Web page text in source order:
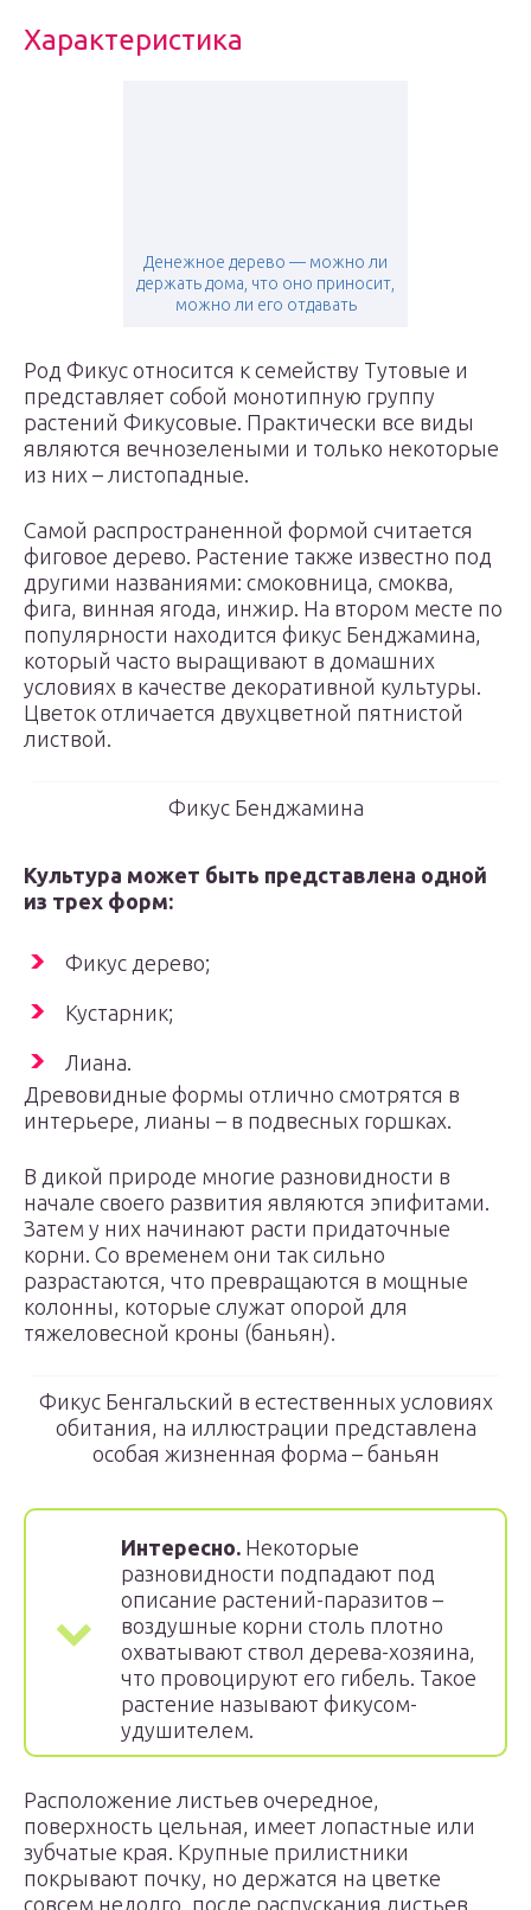
Характеристика
Денежное дерево — можно ли
держать дома, что оно приносит,
можно ли его отдавать
Род Фикус относится к семейству Тутовые и
представляет собой монотипную группу
растений Фикусовые. Практически все виды
являются вечнозелеными и только некоторые
из них – листопадные.
Самой распространенной формой считается
фиговое дерево. Растение также известно под
другими названиями: смоковница, смоква,
фига, винная ягода, инжир. На втором месте по
популярности находится фикус Бенджамина,
который часто выращивают в домашних
условиях в качестве декоративной культуры.
Цветок отличается двухцветной пятнистой
листвой.
Фикус Бенджамина
Культура может быть представлена одной
из трех форм:
Фикус дерево;
Кустарник;
Лиана.
Древовидные формы отлично смотрятся в
интерьере, лианы – в подвесных горшках.
В дикой природе многие разновидности в
начале своего развития являются эпифитами.
Затем у них начинают расти придаточные
корни. Со временем они так сильно
разрастаются, что превращаются в мощные
колонны, которые служат опорой для
тяжеловесной кроны (баньян).
Фикус Бенгальский в естественных условиях
обитания, на иллюстрации представлена
особая жизненная форма – баньян
Интересно. Некоторые
разновидности подпадают под
описание растений-паразитов –
воздушные корни столь плотно
охватывают ствол дерева-хозяина,
что провоцируют его гибель. Такое
растение называют фикусом-
удушителем.
Расположение листьев очередное,
поверхность цельная, имеет лопастные или
зубчатые края. Крупные прилистники
покрывают почку, но держатся на цветке
совсем недолго, после распускания листьев